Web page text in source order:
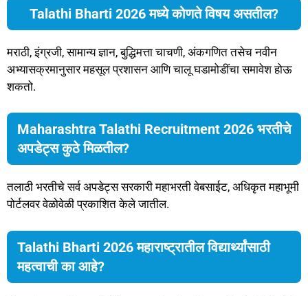
Talathi Bharti 2026 मध्ये कोणते विषय असतील?
मराठी, इंग्रजी, सामान्य ज्ञान, बुद्धिमत्ता चाचणी, अंकगणित तसेच नवीन
अभ्यासक्रमानुसार महसूल प्रशासन आणि चालू घडामोडींचा समावेश होऊ
शकतो.
Maharashtra Talathi Recruitment 2026 भरतीचे
अपडेट्स कुठे मिळतील?
तलाठी भरतीचे सर्व अपडेट्स सरकारी महाभरती वेबसाईट, अधिकृत महाभूमी
पोर्टलवर वेळोवेळी प्रकाशित केले जातील.
Talathi Bharti 2026 महाराष्ट्रातील विद्यार्थ्यांसाठी
महत्वाची का आहे?